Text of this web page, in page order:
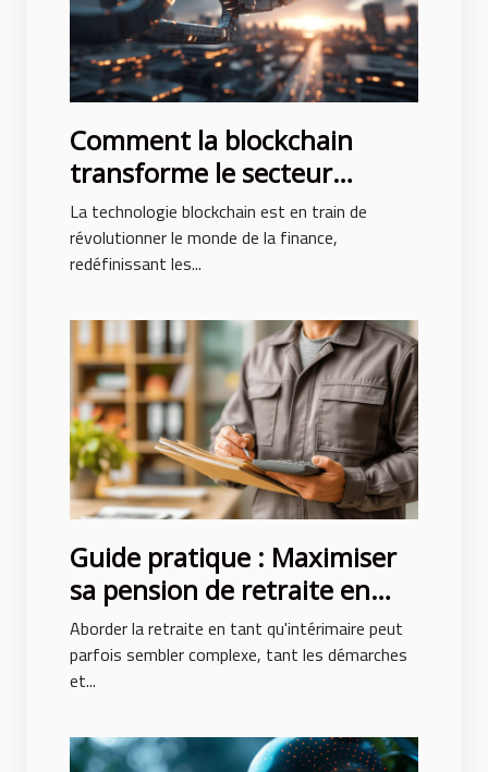
Comment la blockchain
transforme le secteur
bancaire et les opportunités
à venir
La technologie blockchain est en train de
révolutionner le monde de la finance,
redéfinissant les...
Guide pratique : Maximiser
sa pension de retraite en
tant qu'intérimaire
Aborder la retraite en tant qu'intérimaire peut
parfois sembler complexe, tant les démarches
et...